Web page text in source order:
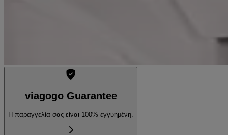
viagogo Guarantee
Η παραγγελία σας είναι 100% εγγυημένη.